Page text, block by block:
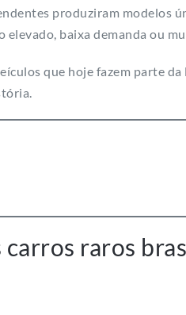
produziram modelos
elevado, baixa demanda ou
que hoje fazem parte
carros raros